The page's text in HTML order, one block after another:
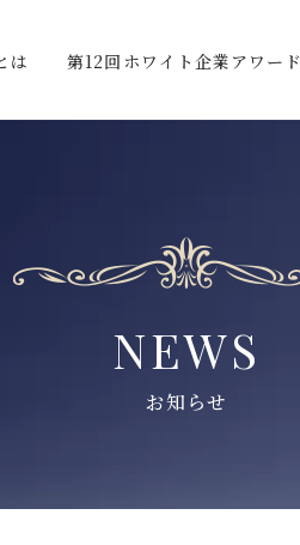
は 第12回ホワイト企業アワード
NEWS
お知らせ